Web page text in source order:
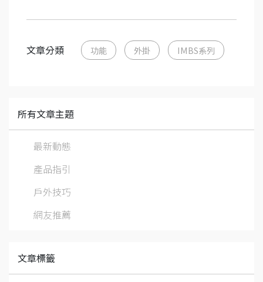
文章分類 功能 外掛 IMBS系列
所有文章主題
最新動態
產品指引
戶外技巧
網友推薦
文章標籤